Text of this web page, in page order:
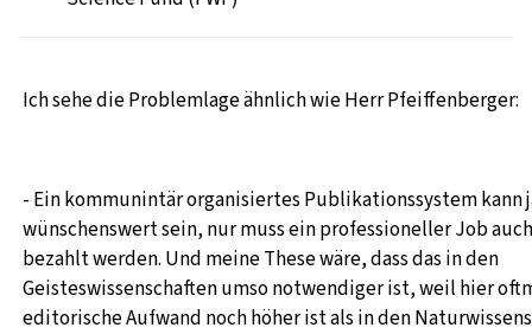
Ich sehe die Problemlage ähnlich wie Herr Pfeiffenberger:
- Ein kommunintär organisiertes Publikationssystem kann
wünschenswert sein, nur muss ein professioneller Job
bezahlt werden. Und meine These wäre, dass das in den
Geisteswissenschaften umso notwendiger ist, weil hier
editorische Aufwand noch höher ist als in den